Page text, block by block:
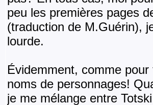
peu les premières pages
(traduction de M.Guérin),
lourde.
Évidemment, comme
noms de personnages!
je me mélange entre